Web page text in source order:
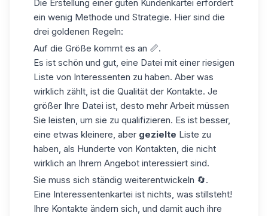
Die Erstellung einer guten Kundenkartei erfordert
ein wenig Methode und Strategie. Hier sind die
drei goldenen Regeln:
Auf die Größe kommt es an 📏.
Es ist schön und gut, eine Datei mit einer riesigen
Liste von Interessenten zu haben. Aber was
wirklich zählt, ist die Qualität der Kontakte. Je
größer Ihre Datei ist, desto mehr Arbeit müssen
Sie leisten, um sie zu qualifizieren. Es ist besser,
eine etwas kleinere, aber gezielte Liste zu
haben, als Hunderte von Kontakten, die nicht
wirklich an Ihrem Angebot interessiert sind.
Sie muss sich ständig weiterentwickeln 🔄.
Eine Interessentenkartei ist nichts, was stillsteht!
Ihre Kontakte ändern sich, und damit auch ihre